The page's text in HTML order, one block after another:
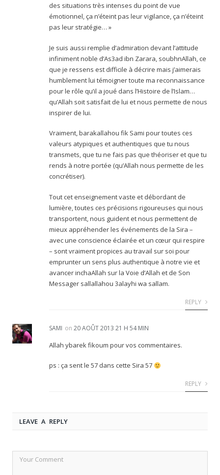
des situations très intenses du point de vue
émotionnel, ça n’éteint pas leur vigilance, ça n’éteint
pas leur stratégie… »
Je suis aussi remplie d’admiration devant l’attitude
infiniment noble d’As3ad ibn Zarara, soubhnAllah, ce
que je ressens est difficile à décrire mais j’aimerais
humblement lui témoigner toute ma reconnaissance
pour le rôle qu’il a joué dans l’Histoire de l’Islam…
qu’Allah soit satisfait de lui et nous permette de nous
inspirer de lui.
Vraiment, barakallahou fik Sami pour toutes ces
valeurs atypiques et authentiques que tu nous
transmets, que tu ne fais pas que théoriser et que tu
rends à notre portée (qu’Allah nous permette de les
concrétiser).
Tout cet enseignement vaste et débordant de
lumière, toutes ces précisions rigoureuses qui nous
transportent, nous guident et nous permettent de
mieux appréhender les événements de la Sira –
avec une conscience éclairée et un cœur qui respire
– sont vraiment propices au travail sur soi pour
emprunter un sens plus authentique à notre vie et
avancer inchaAllah sur la Voie d’Allah et de Son
Messager sallallahou 3alayhi wa sallam.
REPLY
SAMI on 20 AOÛT 2013 21 H 54 MIN
Allah ybarek fikoum pour vos commentaires.
ps : ça sent le 57 dans cette Sira 57
REPLY
LEAVE A REPLY